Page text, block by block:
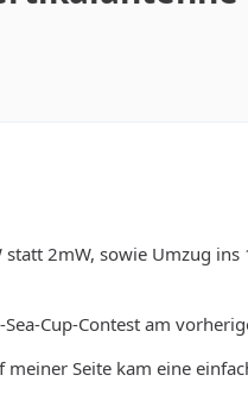
2mW, sowie Umzug
Cup-Contest am
Seite kam eine